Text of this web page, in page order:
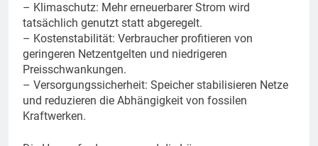
– Klimaschutz: Mehr erneuerbarer Strom wird
tatsächlich genutzt statt abgeregelt.
– Kostenstabilität: Verbraucher profitieren von
geringeren Netzentgelten und niedrigeren
Preisschwankungen.
– Versorgungssicherheit: Speicher stabilisieren Netze
und reduzieren die Abhängigkeit von fossilen
Kraftwerken.